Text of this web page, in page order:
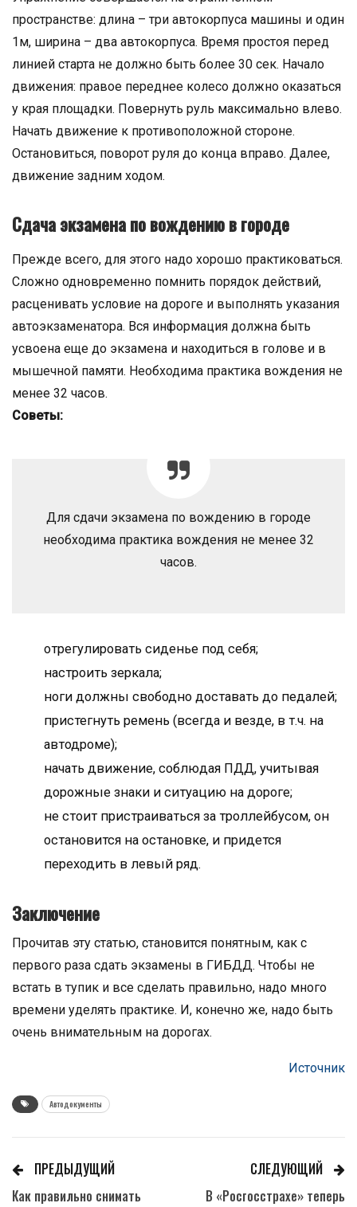
пространстве: длина – три автокорпуса машины и один
1м, ширина – два автокорпуса. Время простоя перед
линией старта не должно быть более 30 сек. Начало
движения: правое переднее колесо должно оказаться
у края площадки. Повернуть руль максимально влево.
Начать движение к противоположной стороне.
Остановиться, поворот руля до конца вправо. Далее,
движение задним ходом.
Сдача экзамена по вождению в городе
Прежде всего, для этого надо хорошо практиковаться.
Сложно одновременно помнить порядок действий,
расценивать условие на дороге и выполнять указания
автоэкзаменатора. Вся информация должна быть
усвоена еще до экзамена и находиться в голове и в
мышечной памяти. Необходима практика вождения не
менее 32 часов.
Советы:
Для сдачи экзамена по вождению в городе
необходима практика вождения не менее 32
часов.
отрегулировать сиденье под себя;
настроить зеркала;
ноги должны свободно доставать до педалей;
пристегнуть ремень (всегда и везде, в т.ч. на
автодроме);
начать движение, соблюдая ПДД, учитывая
дорожные знаки и ситуацию на дороге;
не стоит пристраиваться за троллейбусом, он
остановится на остановке, и придется
переходить в левый ряд.
Заключение
Прочитав эту статью, становится понятным, как с
первого раза сдать экзамены в ГИБДД. Чтобы не
встать в тупик и все сделать правильно, надо много
времени уделять практике. И, конечно же, надо быть
очень внимательным на дорогах.
Источник
Автодокументы
ПРЕДЫДУЩИЙ
Как правильно снимать
СЛЕДУЮЩИЙ
В «Росгосстрахе» теперь